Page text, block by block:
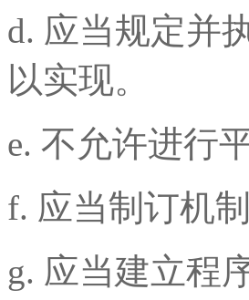
d. 应当规定并
以实现。
e. 不允许进行
f. 应当制订机
g. 应当建立程